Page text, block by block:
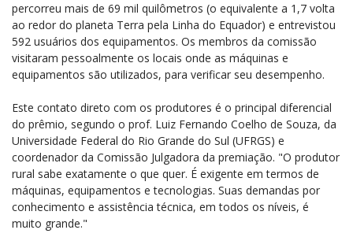
percorreu mais de 69 mil quilômetros (o equivalente a 1,7 volta
ao redor do planeta Terra pela Linha do Equador) e entrevistou
592 usuários dos equipamentos. Os membros da comissão
visitaram pessoalmente os locais onde as máquinas e
equipamentos são utilizados, para verificar seu desempenho.
Este contato direto com os produtores é o principal diferencial
do prêmio, segundo o prof. Luiz Fernando Coelho de Souza, da
Universidade Federal do Rio Grande do Sul (UFRGS) e
coordenador da Comissão Julgadora da premiação. "O produtor
rural sabe exatamente o que quer. É exigente em termos de
máquinas, equipamentos e tecnologias. Suas demandas por
conhecimento e assistência técnica, em todos os níveis, é
muito grande."